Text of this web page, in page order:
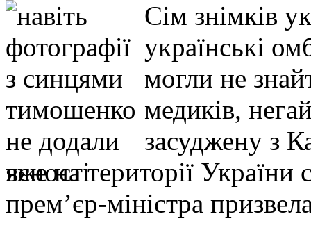
Сім знімків
українські
могли не
медиків,
засуджену з
вже на території України
прем’єр-міністра